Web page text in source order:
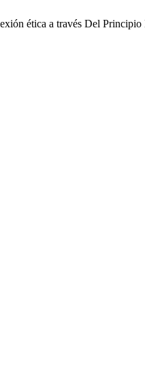
ética a través Del Principio